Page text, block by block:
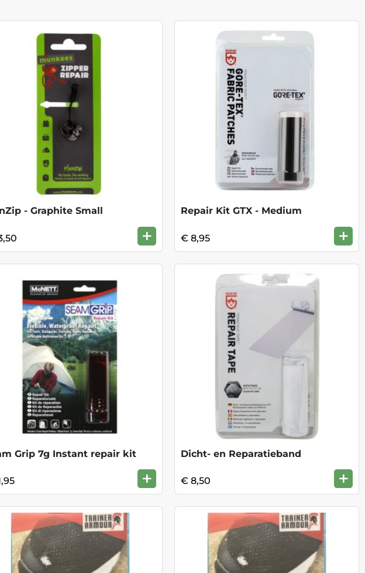
- Graphite Small
+
Repair Kit GTX - Medium
€ 8,95 +
Grip 7g Instant repair kit
+
Dicht- en Reparatieband
€ 8,50 +